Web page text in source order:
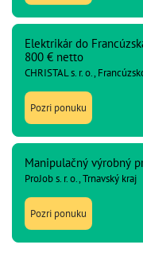
Elektrikár do
800 € netto
CHRISTAL s. r. o.,
Pozri ponuku
Manipulačný výrobný
ProJob s. r. o., Trnavský kraj
Pozri ponuku